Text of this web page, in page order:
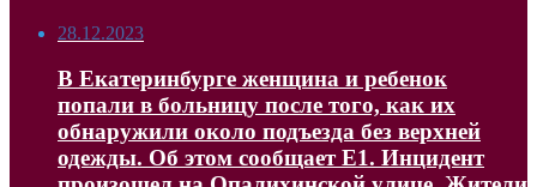
28.12.2023
В Екатеринбурге женщина и ребенок
попали в больницу после того, как их
обнаружили около подъезда без верхней
одежды. Об этом сообщает Е1. Инцидент